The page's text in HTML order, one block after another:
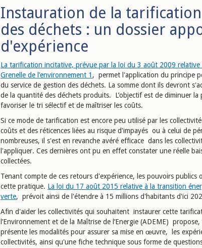
Instauration de la
des déchets : un dossier
d'expérience
La tarification incitative, prévue par la loi du 3 août 2009 relative
Grenelle de l’environnement 1 , permet l'application du principe
du service de gestion des déchets. La somme dont ils devront
de la quantité des déchets produits. L’objectif est de diminuer
favoriser le tri sélectif et de maîtriser les coûts.
Si ce mode de tarification est encore peu utilisé par les
coûts et des réticences liées au risque d'impayés ou à celui de
nombreuses, il s'est en revanche avéré efficace dans les
l'appliquer. Ces dernières ont pu en effet constater une réelle
collectées.
Tenant compte de ces retours d'expérience, les pouvoirs
cette pratique. La loi du 17 août 2015 relative à la transition
verte, prévoit ainsi de l'étendre à 15 millions d'habitants d'ici
Afin d'aider les collectivités qui souhaitent instaurer cette
l’Environnement et de la Maîtrise de l’Energie (ADEME)
présente les modalités pour assurer sa mise en œuvre, les
collectivités, ainsi qu'une fiche technique sous forme de